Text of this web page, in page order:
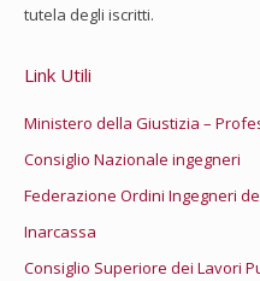
tutela degli iscritti.
Link Utili
Ministero della Giustizia –
Consiglio Nazionale ingegneri
Federazione Ordini Ingegneri
Inarcassa
Consiglio Superiore dei Lavori